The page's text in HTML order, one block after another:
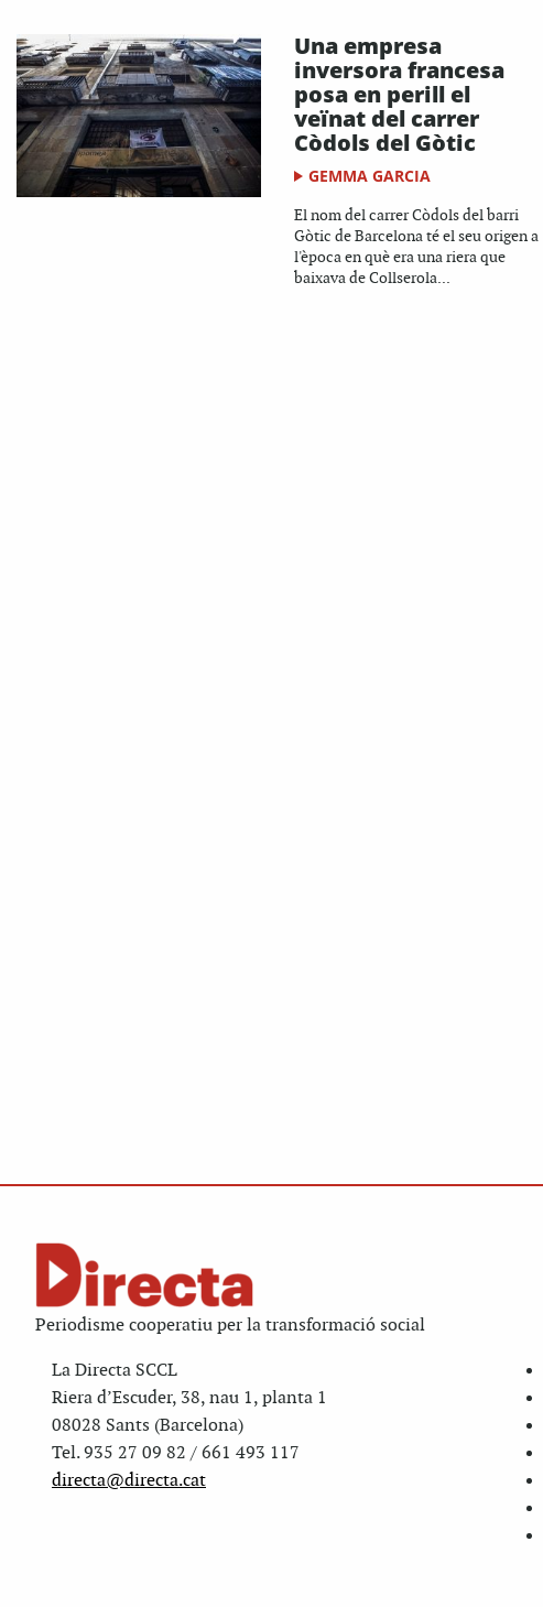
Una empresa
inversora francesa
posa en perill el
veïnat del carrer
Còdols del Gòtic
GEMMA GARCIA
El nom del carrer Còdols del barri
Gòtic de Barcelona té el seu origen a
l'època en què era una riera que
baixava de Collserola...
Periodisme cooperatiu per la transformació social
La Directa SCCL
Riera d’Escuder, 38, nau 1, planta 1
08028 Sants (Barcelona)
Tel. 935 27 09 82 / 661 493 117
directa@directa.cat